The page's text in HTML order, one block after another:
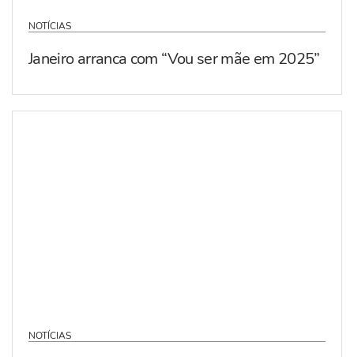
NOTÍCIAS
Janeiro arranca com “Vou ser mãe em 2025”
NOTÍCIAS